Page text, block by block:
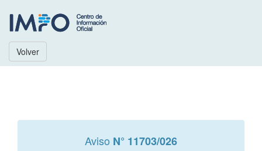
Volver
Aviso N° 11703/026